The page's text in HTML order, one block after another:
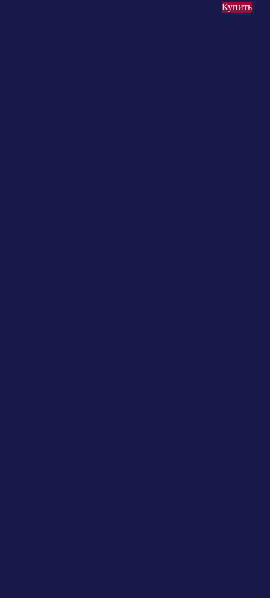
Купить